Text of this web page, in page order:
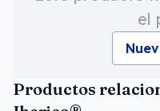
el
Productos